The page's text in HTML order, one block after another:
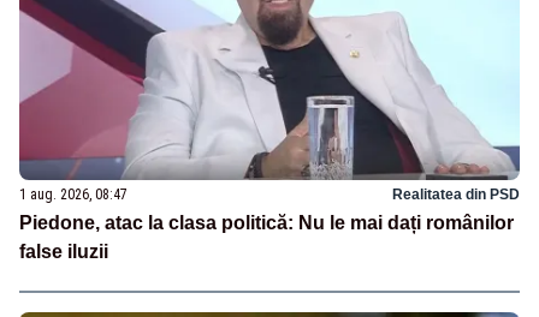
1 aug. 2026, 08:47 Realitatea din PSD
Piedone, atac la clasa politică: Nu le mai dați românilor
false iluzii